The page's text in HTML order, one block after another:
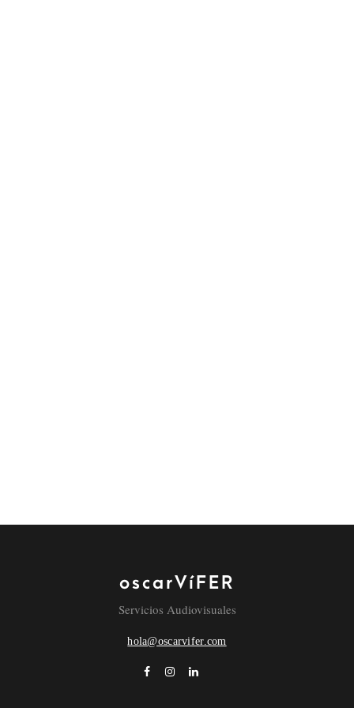
oscarVíFER
Servicios Audiovisuales
hola@oscarvifer.com